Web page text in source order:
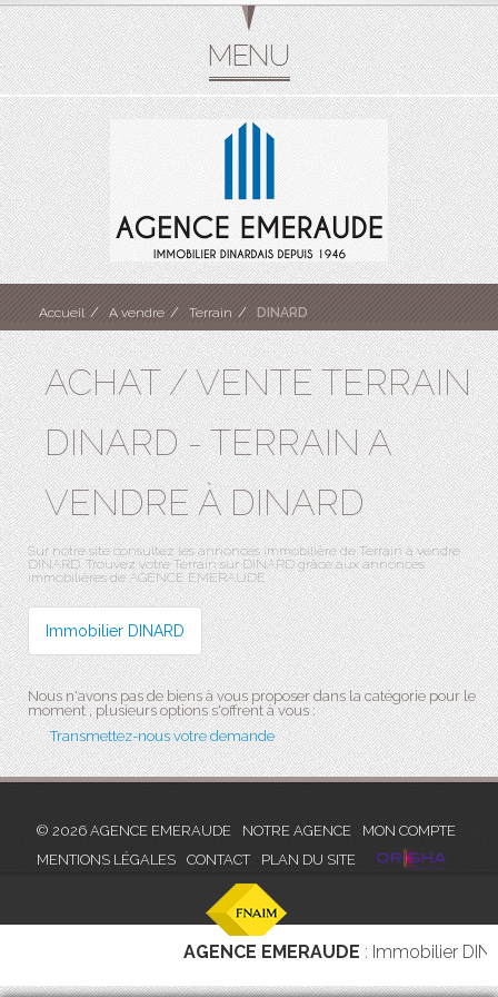
Accueil A vendre Terrain DINARD
ACHAT / VENTE TERRAIN
DINARD - TERRAIN A
VENDRE À DINARD
Sur notre site consultez les annonces immobilière de Terrain à vendre
DINARD. Trouvez votre Terrain sur DINARD grâce aux annonces
immobilières de AGENCE EMERAUDE.
Immobilier DINARD
Nous n'avons pas de biens à vous proposer dans la catégorie pour le
moment , plusieurs options s'offrent à vous :
Transmettez-nous votre demande
© 2026 AGENCE EMERAUDE NOTRE AGENCE
MON COMPTE
MENTIONS LÉGALES
CONTACT PLAN DU SITE
AGENCE EMERAUDE: Immobilier